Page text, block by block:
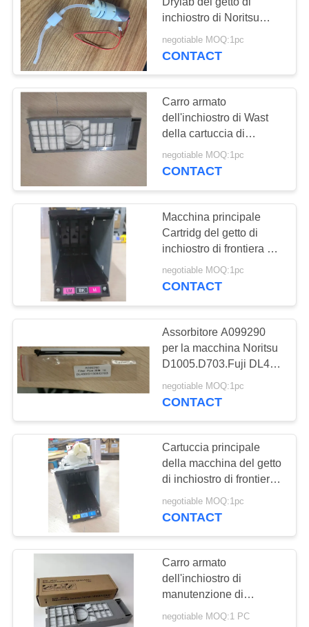
PRIVACY
POLICY
Parti di Doli Minilab
Driver di AOM
28
Laser di Minilab
97
Taglierina della foto
della mano
inchiostro di Noritsu
D1005
negotiable MOQ:1pc
CONTACT
Carro armato
dell'inchiostro di Wast
della cartuccia di
manutenzione per il
carro armato asciutto di
negotiable MOQ:1pc
CONTACT
Macchina principale
Cartridg del getto di
inchiostro di frontiera S
Fuji DX100 della ESL
asp Fuji del complessivo
I/H della cartuccia di
inchiostro
negotiable MOQ:1pc
CONTACT
Assorbitore A099290
per la macchina Noritsu
D1005.D703.Fuji DL430
Drylab del getto di
inchiostro
negotiable MOQ:1pc
CONTACT
Cartuccia principale
della macchina del getto
di inchiostro di frontiera
S Fuji DX100 della ESL
asp Fuji del complessivo
del sistema Y della
cartuccia di inchiostro
negotiable MOQ:1pc
CONTACT
Carro armato
dell'inchiostro di
manutenzione di
HYOKOK T5820
negotiable MOQ:1 PC